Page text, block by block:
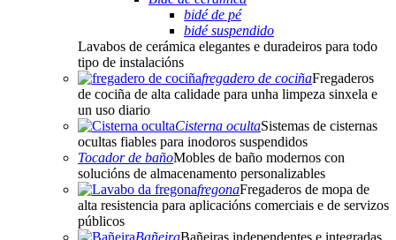
bidé de pé
bidé suspendido
Lavabos de cerámica elegantes e duradeiros para todo
tipo de instalacións
fregadero de cociñaFregaderos
de cociña de alta calidade para unha limpeza sinxela e
un uso diario
Cisterna ocultaSistemas de cisternas
ocultas fiables para inodoros suspendidos
Tocador de bañoMobles de baño modernos con
solucións de almacenamento personalizables
fregonaFregaderos de mopa de
alta resistencia para aplicacións comerciais e de servizos
públicos
BañeiraBañeiras independentes e integradas